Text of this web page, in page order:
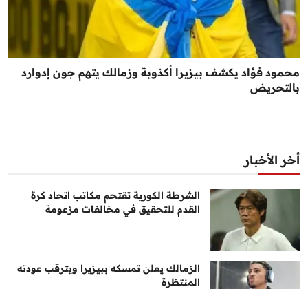
محمود فؤاد يكشف بيزيرا أكذوبة وزمالك يتهم جون إدوارد
بالتحريض
أخر الأخبار
الشرطة الكورية تقتحم مكاتب اتحاد كرة
القدم للتحقيق في مخالفات مزعومة
الزمالك يعلن تمسكه ببيزيرا ويترقب عودته
المنتظرة